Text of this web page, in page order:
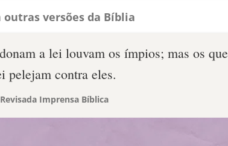
outras versões da Bíblia
a lei louvam os ímpios; mas os que
pelejam contra eles.
Imprensa Bíblica